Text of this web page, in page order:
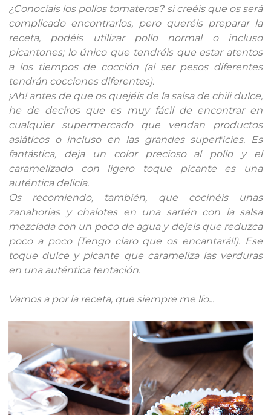
¿Conocíais los pollos tomateros? si creéis que os será
complicado encontrarlos, pero queréis preparar la
receta, podéis utilizar pollo normal o incluso
picantones; lo único que tendréis que estar atentos
a los tiempos de cocción (al ser pesos diferentes
tendrán cocciones diferentes).
¡Ah! antes de que os quejéis de la salsa de chili dulce,
he de deciros que es muy fácil de encontrar en
cualquier supermercado que vendan productos
asiáticos o incluso en las grandes superficies. Es
fantástica, deja un color precioso al pollo y el
caramelizado con ligero toque picante es una
auténtica delicia.
Os recomiendo, también, que cocinéis unas
zanahorias y chalotes en una sartén con la salsa
mezclada con un poco de agua y dejeis que reduzca
poco a poco (Tengo claro que os encantará!!). Ese
toque dulce y picante que carameliza las verduras
en una auténtica tentación.
Vamos a por la receta, que siempre me lío...